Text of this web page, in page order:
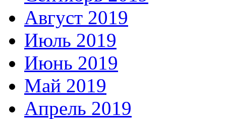
Август 2019
Июль 2019
Июнь 2019
Май 2019
Апрель 2019